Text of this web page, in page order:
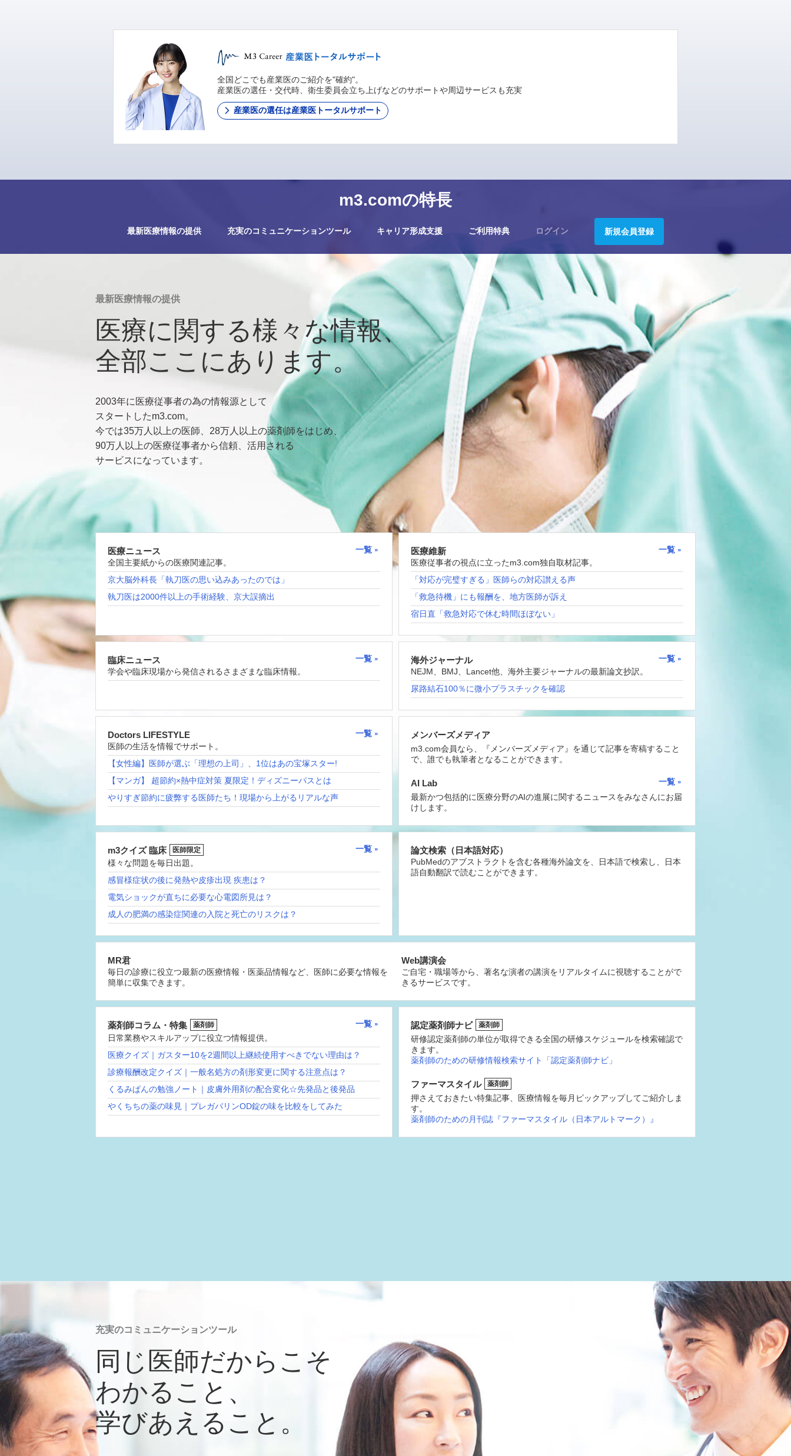
m3.comの特長
最新医療情報の提供 充実のコミュニケーションツール キャリア形成支援 ご利用特典 ログイン 新規会員登録
全国どこでも産業医のご紹介を"確約"。
産業医の選任・交代時、衛生委員会立ち上げなどのサポートや周辺サービスも充実
産業医の選任は産業医トータルサポート
最新医療情報の提供
医療に関する様々な情報、
全部ここにあります。
2003年に医療従事者の為の情報源として
スタートしたm3.com。
今では35万人以上の医師、28万人以上の薬剤師をはじめ、
90万人以上の医療従事者から信頼、活用される
サービスになっています。
医療ニュース
一覧
全国主要紙からの医療関連記事。
京大脳外科長「執刀医の思い込みあったのでは」
執刀医は2000件以上の手術経験、京大誤摘出
医療維新
一覧
医療従事者の視点に立ったm3.com独自取材記事。
「対応が完璧すぎる」医師らの対応讃える声
「救急待機」にも報酬を、地方医師が訴え
宿日直「救急対応で休む時間ほぼない」
臨床ニュース
一覧
学会や臨床現場から発信されるさまざまな臨床情報。
海外ジャーナル
一覧
NEJM、BMJ、Lancet他、海外主要ジャーナルの最新論文抄訳。
尿路結石100％に微小プラスチックを確認
Doctors LIFESTYLE
一覧
医師の生活を情報でサポート。
【女性編】医師が選ぶ「理想の上司」、1位はあの宝塚スター!
【マンガ】 超節約×熱中症対策 夏限定！ディズニーパスとは
やりすぎ節約に疲弊する医師たち！現場から上がるリアルな声
メンバーズメディア
m3.com会員なら、『メンバーズメディア』を通じて記事を寄稿すること
で、誰でも執筆者となることができます。
AI Lab
一覧
最新かつ包括的に医療分野のAIの進展に関するニュースをみなさんにお届
けします。
m3クイズ 臨床 医師限定
一覧
様々な問題を毎日出題。
感冒様症状の後に発熱や皮疹出現 疾患は？
電気ショックが直ちに必要な心電図所見は？
成人の肥満の感染症関連の入院と死亡のリスクは？
論文検索（日本語対応）
PubMedのアブストラクトを含む各種海外論文を、日本語で検索し、日本
語自動翻訳で読むことができます。
MR君
毎日の診療に役立つ最新の医療情報・医薬品情報など、医師に必要な情報を
簡単に収集できます。
Web講演会
ご自宅・職場等から、著名な演者の講演をリアルタイムに視聴することがで
きるサービスです。
薬剤師コラム・特集 薬剤師
一覧
日常業務やスキルアップに役立つ情報提供。
医療クイズ｜ガスター10を2週間以上継続使用すべきでない理由は？
診療報酬改定クイズ｜一般名処方の剤形変更に関する注意点は？
くるみぱんの勉強ノート｜皮膚外用剤の配合変化☆先発品と後発品
やくちちの薬の味見｜プレガバリンOD錠の味を比較をしてみた
認定薬剤師ナビ 薬剤師
研修認定薬剤師の単位が取得できる全国の研修スケジュールを検索確認で
きます。
薬剤師のための研修情報検索サイト「認定薬剤師ナビ」
ファーマスタイル 薬剤師
押さえておきたい特集記事、医療情報を毎月ピックアップしてご紹介しま
す。
薬剤師のための月刊誌『ファーマスタイル（日本アルトマーク）』
充実のコミュニケーションツール
同じ医師だからこそ
わかること、
学びあえること。